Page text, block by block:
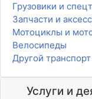
Грузовики и
Запчасти и
Мотоциклы и
Велосипеды
Другой транспорт
Услуги и